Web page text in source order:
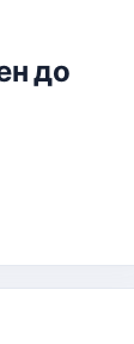
до